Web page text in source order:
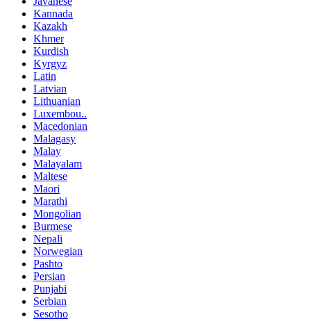
Kannada
Kazakh
Khmer
Kurdish
Kyrgyz
Latin
Latvian
Lithuanian
Luxembou..
Macedonian
Malagasy
Malay
Malayalam
Maltese
Maori
Marathi
Mongolian
Burmese
Nepali
Norwegian
Pashto
Persian
Punjabi
Serbian
Sesotho